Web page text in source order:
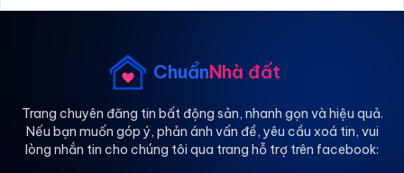
ChuẩnNhà đất
Trang chuyên đăng tin bất động sản, nhanh gọn và hiệu quả.
Nếu bạn muốn góp ý, phản ánh vấn đề, yêu cầu xoá tin, vui
lòng nhắn tin cho chúng tôi qua trang hỗ trợ trên facebook: